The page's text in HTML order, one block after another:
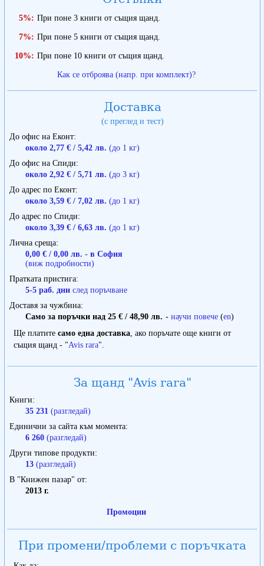
5%: При поне 3 книги от същия щанд.
7%: При поне 5 книги от същия щанд.
10%: При поне 10 книги от същия щанд.
Как се отброява (напр. при комплект)?
Доставка
(с преглед и тест)
До офис на Еконт
около 2,77 € / 5,42 лв. (до 1 кг)
До офис на Спиди
около 2,92 € / 5,71 лв. (до 3 кг)
До адрес по Еконт
около 3,59 € / 7,02 лв. (до 1 кг)
До адрес по Спиди
около 3,39 € / 6,63 лв. (до 1 кг)
Лична среща
0,00 € / 0,00 лв. - в София
(виж подробности)
Пратката пристига
5-5 раб. дни след поръчване
Доставя за чужбина
Само за поръчки над 25 € / 48,90 лв. - научи повече (en)
Ще платите само една доставка , ако поръчате още книги от
същия щанд - "Avis rara".
За щанд "Avis rara"
Книги
35 231 (разгледай)
Единични за сайта към момента
6 260 (разгледай)
Други типове продукти
13 (разгледай)
В "Книжен пазар" от
2013 г.
Промоции
При промени/проблеми с поръчката